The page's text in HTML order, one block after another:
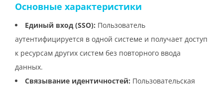
Основные характеристики
Единый вход (SSO): Пользователь
аутентифицируется в одной системе и получает доступ
к ресурсам других систем без повторного ввода
данных.
Связывание идентичностей: Пользовательская